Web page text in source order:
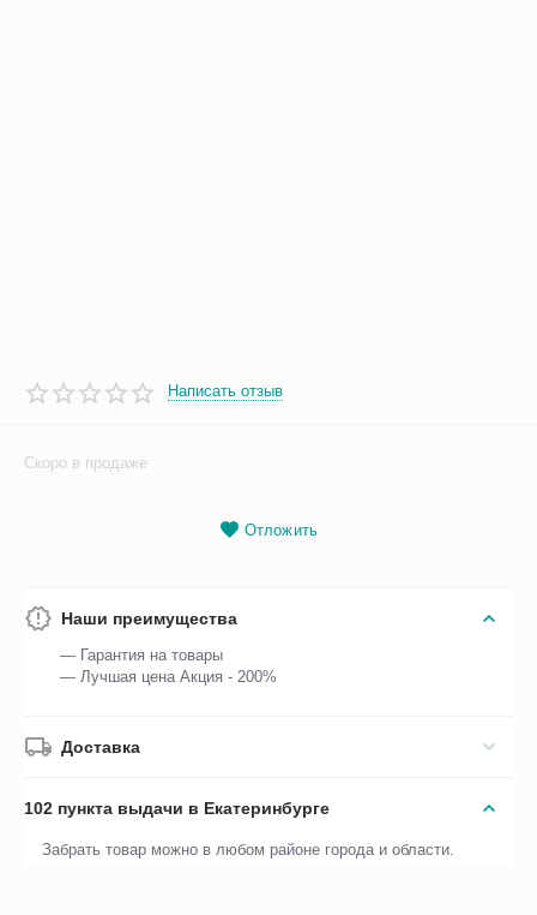
Написать отзыв
Скоро в продаже
Отложить
Наши преимущества
— Гарантия на товары
— Лучшая цена Акция - 200%
Доставка
102 пункта выдачи в Екатеринбурге
Забрать товар можно в любом районе города и области.